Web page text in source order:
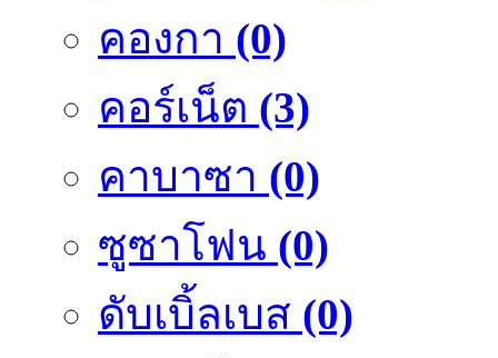
คองกา (0)
คอร์เน็ต (3)
คาบาซา (0)
ซูซาโฟน (0)
ดับเบิ้ลเบส (0)